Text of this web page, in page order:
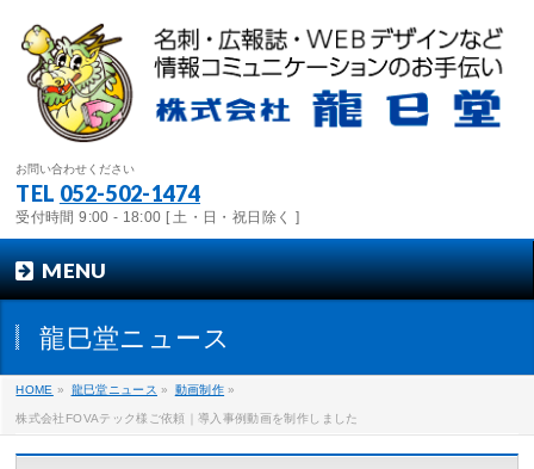
お問い合わせください
TEL 052-502-1474
受付時間 9:00 - 18:00 [ 土・日・祝日除く ]
MENU
龍巳堂ニュース
HOME » 龍巳堂ニュース » 動画制作 »
株式会社FOVAテック様ご依頼｜導入事例動画を制作しました